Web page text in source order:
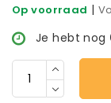
Op voorraad |
Je hebt nog